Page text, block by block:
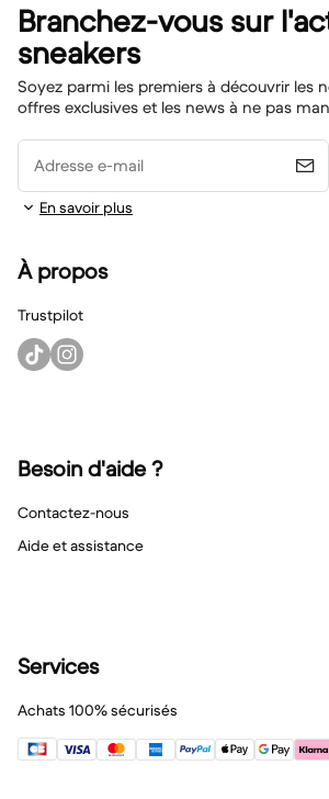
Branchez-vous sur
sneakers
Soyez parmi les premiers à découvrir les
offres exclusives et les news à ne pas
Adresse e-mail
En savoir plus
À propos
Trustpilot
Besoin d'aide ?
Contactez-nous
Aide et assistance
Services
Achats 100% sécurisés